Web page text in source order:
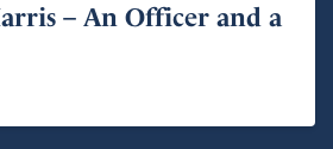
– An Officer and a